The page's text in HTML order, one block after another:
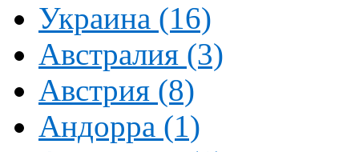
Украина (16)
Австралия (3)
Австрия (8)
Андорра (1)